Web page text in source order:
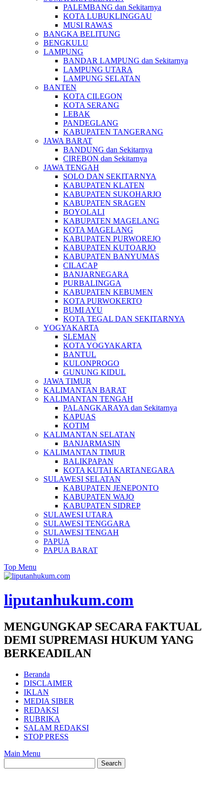
PALEMBANG dan Sekitarnya
KOTA LUBUKLINGGAU
MUSI RAWAS
BANGKA BELITUNG
BENGKULU
LAMPUNG
BANDAR LAMPUNG dan Sekitarnya
LAMPUNG UTARA
LAMPUNG SELATAN
BANTEN
KOTA CILEGON
KOTA SERANG
LEBAK
PANDEGLANG
KABUPATEN TANGERANG
JAWA BARAT
BANDUNG dan Sekitarnya
CIREBON dan Sekitarnya
JAWA TENGAH
SOLO DAN SEKITARNYA
KABUPATEN KLATEN
KABUPATEN SUKOHARJO
KABUPATEN SRAGEN
BOYOLALI
KABUPATEN MAGELANG
KOTA MAGELANG
KABUPATEN PURWOREJO
KABUPATEN KUTOARJO
KABUPATEN BANYUMAS
CILACAP
BANJARNEGARA
PURBALINGGA
KABUPATEN KEBUMEN
KOTA PURWOKERTO
BUMI AYU
KOTA TEGAL DAN SEKITARNYA
YOGYAKARTA
SLEMAN
KOTA YOGYAKARTA
BANTUL
KULONPROGO
GUNUNG KIDUL
JAWA TIMUR
KALIMANTAN BARAT
KALIMANTAN TENGAH
PALANGKARAYA dan Sekitarnya
KAPUAS
KOTIM
KALIMANTAN SELATAN
BANJARMASIN
KALIMANTAN TIMUR
BALIKPAPAN
KOTA KUTAI KARTANEGARA
SULAWESI SELATAN
KABUPATEN JENEPONTO
KABUPATEN WAJO
KABUPATEN SIDREP
SULAWESI UTARA
SULAWESI TENGGARA
SULAWESI TENGAH
PAPUA
PAPUA BARAT
Top Menu
liputanhukum.com
MENGUNGKAP SECARA FAKTUAL
DEMI SUPREMASI HUKUM YANG
BERKEADILAN
Beranda
DISCLAIMER
IKLAN
MEDIA SIBER
REDAKSI
RUBRIKA
SALAM REDAKSI
STOP PRESS
Main Menu